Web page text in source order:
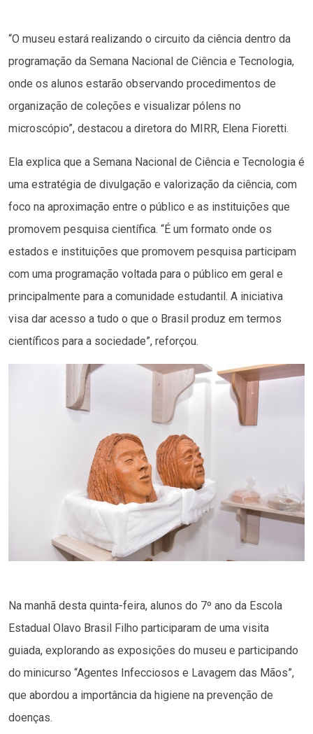
“O museu estará realizando o circuito da ciência dentro da
programação da Semana Nacional de Ciência e Tecnologia,
onde os alunos estarão observando procedimentos de
organização de coleções e visualizar pólens no
microscópio”, destacou a diretora do MIRR, Elena Fioretti.
Ela explica que a Semana Nacional de Ciência e Tecnologia é
uma estratégia de divulgação e valorização da ciência, com
foco na aproximação entre o público e as instituições que
promovem pesquisa científica. “É um formato onde os
estados e instituições que promovem pesquisa participam
com uma programação voltada para o público em geral e
principalmente para a comunidade estudantil. A iniciativa
visa dar acesso a tudo o que o Brasil produz em termos
científicos para a sociedade”, reforçou.
Na manhã desta quinta-feira, alunos do 7º ano da Escola
Estadual Olavo Brasil Filho participaram de uma visita
guiada, explorando as exposições do museu e participando
do minicurso “Agentes Infecciosos e Lavagem das Mãos”,
que abordou a importância da higiene na prevenção de
doenças.